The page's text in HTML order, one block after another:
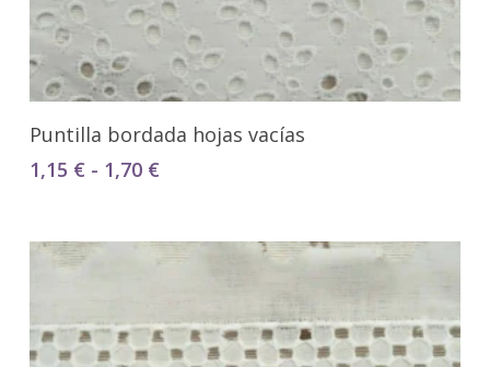
Seleccionar Opciones
Puntilla bordada hojas vacías
1,15 € - 1,70 €Rango
desde
1,15 €